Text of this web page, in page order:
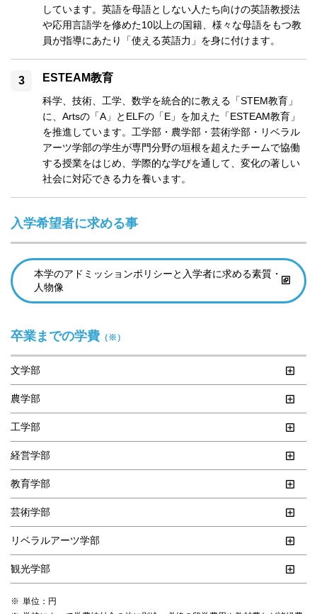
しています。英語を母語としない人たち向けの英語教授法
や応用言語学を修めた10以上の国籍、様々な母語をもつ教
員が指導にあたり「使える英語力」を身に付けます。
ESTEAM教育
科学、技術、工学、数学を統合的に教える「STEM教育」
に、Artsの「A」とELFの「E」を加えた「ESTEAM教育」
を推進しています。工学部・農学部・芸術学部・リベラル
アーツ学部の学生が専門分野の垣根を超えたチームで協働
する授業をはじめ、学際的な学びを通して、変化の著しい
社会に対応できる力を養います。
入学希望者に求める事
本学のアドミッションポリシーと入学者に求める素質・
人物像
卒業までの学費 （※）
文学部
農学部
工学部
経営学部
教育学部
芸術学部
リベラルアーツ学部
観光学部
単位：円